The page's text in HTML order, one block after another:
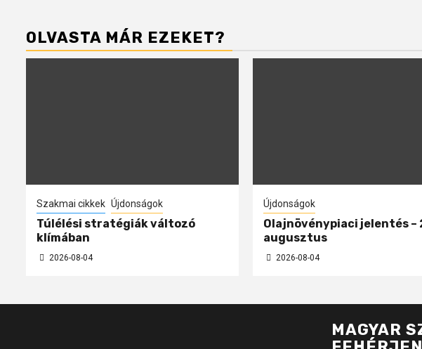
OLVASTA MÁR EZEKET?
Szakmai cikkek Újdonságok
Túlélési stratégiák változó
klímában
2026-08-04
Újdonságok
Olajnövénypiaci jelentés –
augusztus
2026-08-04
MAGYAR